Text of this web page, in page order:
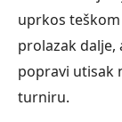
uprkos
prolazak
popravi utisak
turniru.